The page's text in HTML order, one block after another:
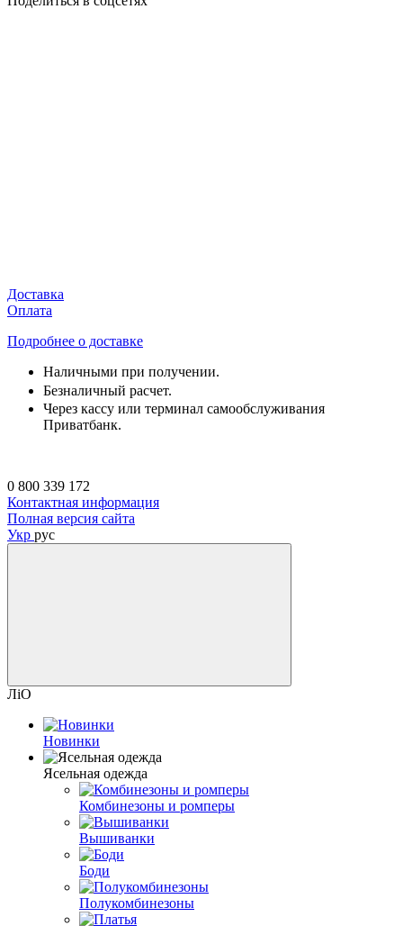
Доставка
Оплата
Подробнее о доставке
Наличными при получении.
Безналичный расчет.
Через кассу или терминал самообслуживания
Приватбанк.
0 800 339 172
Контактная информация
Полная версия сайта
Укр рус
ЛіО
Новинки
Ясельная одежда
Комбинезоны и ромперы
Вышиванки
Боди
Полукомбинезоны